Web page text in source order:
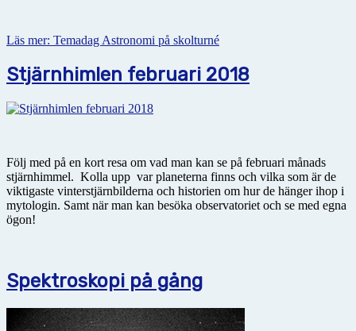
Läs mer: Temadag Astronomi på skolturné
Stjärnhimlen februari 2018
Följ med på en kort resa om vad man kan se på februari månads
stjärnhimmel. Kolla upp var planeterna finns och vilka som är de
viktigaste vinterstjärnbilderna och historien om hur de hänger ihop i
mytologin. Samt när man kan besöka observatoriet och se med egna
ögon!
Spektroskopi på gång